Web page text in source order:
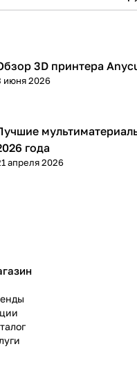
3D принтеры
3D принтера
июня 2026
3D принтеры
года
апреля 2026